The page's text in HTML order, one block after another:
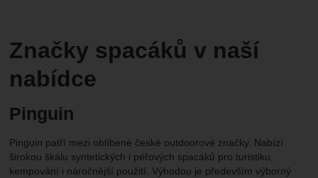
Značky spacáků v naší
nabídce
Pinguin
Pinguin patří mezi oblíbené české outdoorové značky. Nabízí
širokou škálu syntetických i péřových spacáků pro turistiku,
kempování i náročnější použití. Výhodou je především výborný